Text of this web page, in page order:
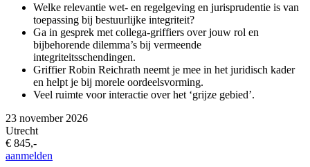
Welke relevantie wet- en regelgeving en jurisprudentie is van
toepassing bij bestuurlijke integriteit?
Ga in gesprek met collega-griffiers over jouw rol en
bijbehorende dilemma’s bij vermeende
integriteitsschendingen.
Griffier Robin Reichrath neemt je mee in het juridisch kader
en helpt je bij morele oordeelsvorming.
Veel ruimte voor interactie over het ‘grijze gebied’.
23 november 2026
Utrecht
€ 845,-
aanmelden